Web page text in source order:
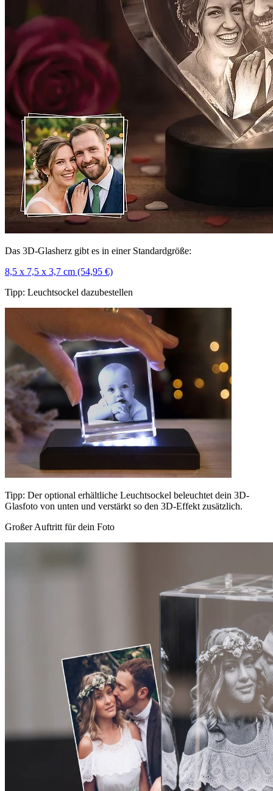
Das 3D-Glasherz gibt es in einer Standardgröße:
8,5 x 7,5 x 3,7 cm (54,95 €)
Tipp: Leuchtsockel dazubestellen
Tipp: Der optional erhältliche Leuchtsockel beleuchtet dein 3D-
Glasfoto von unten und verstärkt so den 3D-Effekt zusätzlich.
Großer Auftritt für dein Foto